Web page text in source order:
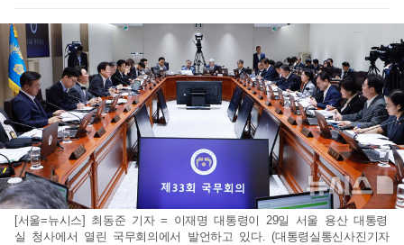
[서울=뉴시스] 최동준 기자 = 이재명 대통령이 29일 서울 용산 대통령
실 청사에서 열린 국무회의에서 발언하고 있다. (대통령실통신사진기자